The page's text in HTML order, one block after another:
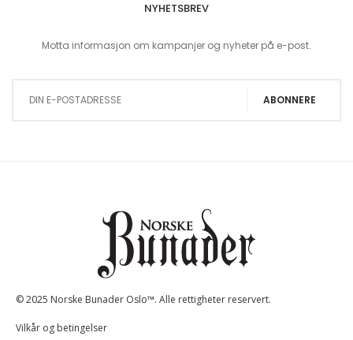
NYHETSBREV
Motta informasjon om kampanjer og nyheter på e-post.
ABONNERE
© 2025 Norske Bunader Oslo™. Alle rettigheter reservert.
Vilkår og betingelser